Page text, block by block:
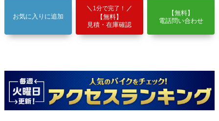
お気に入りに追加
1分で完了！
【無料】
見積・在庫確認
【無料】
電話問い合わせ